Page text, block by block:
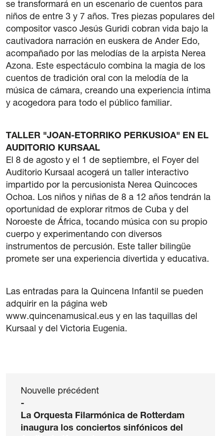
se transformará en un escenario de cuentos para
niños de entre 3 y 7 años. Tres piezas populares del
compositor vasco Jesús Guridi cobran vida bajo la
cautivadora narración en euskera de Ander Edo,
acompañado por las melodías de la arpista Nerea
Azona. Este espectáculo combina la magia de los
cuentos de tradición oral con la melodía de la
música de cámara, creando una experiencia íntima
y acogedora para todo el público familiar.
TALLER "JOAN-ETORRIKO PERKUSIOA" EN EL
AUDITORIO KURSAAL
El 8 de agosto y el 1 de septiembre, el Foyer del
Auditorio Kursaal acogerá un taller interactivo
impartido por la percusionista Nerea Quincoces
Ochoa. Los niños y niñas de 8 a 12 años tendrán la
oportunidad de explorar ritmos de Cuba y del
Noroeste de África, tocando música con su propio
cuerpo y experimentando con diversos
instrumentos de percusión. Este taller bilingüe
promete ser una experiencia divertida y educativa.
Las entradas para la Quincena Infantil se pueden
adquirir en la página web
www.quincenamusical.eus y en las taquillas del
Kursaal y del Victoria Eugenia.
Nouvelle précédent
-
La Orquesta Filarmónica de Rotterdam
inaugura los conciertos sinfónicos del